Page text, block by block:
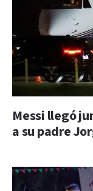
Messi llegó
a su padre